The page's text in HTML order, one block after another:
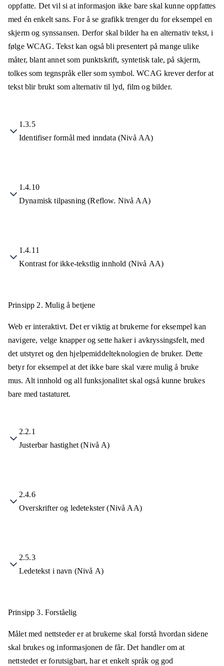
oppfatte. Det vil si at informasjon ikke bare skal kunne oppfattes
med én enkelt sans. For å se grafikk trenger du for eksempel en
skjerm og synssansen. Derfor skal bilder ha en alternativ tekst, i
følge WCAG. Tekst kan også bli presentert på mange ulike
måter, blant annet som punktskrift, syntetisk tale, på skjerm,
tolkes som tegnspråk eller som symbol. WCAG krever derfor at
tekst blir brukt som alternativ til lyd, film og bilder.
1.3.5
Identifiser formål med inndata (Nivå AA)
1.4.10
Dynamisk tilpasning (Reflow. Nivå AA)
1.4.11
Kontrast for ikke-tekstlig innhold (Nivå AA)
Prinsipp 2. Mulig å betjene
Web er interaktivt. Det er viktig at brukerne for eksempel kan
navigere, velge knapper og sette haker i avkryssingsfelt, med
det utstyret og den hjelpemiddelteknologien de bruker. Dette
betyr for eksempel at det ikke bare skal være mulig å bruke
mus. Alt innhold og all funksjonalitet skal også kunne brukes
bare med tastaturet.
2.2.1
Justerbar hastighet (Nivå A)
2.4.6
Overskrifter og ledetekster (Nivå AA)
2.5.3
Ledetekst i navn (Nivå A)
Prinsipp 3. Forståelig
Målet med nettsteder er at brukerne skal forstå hvordan sidene
skal brukes og informasjonen de får. Det handler om at
nettstedet er forutsigbart, har et enkelt språk og god